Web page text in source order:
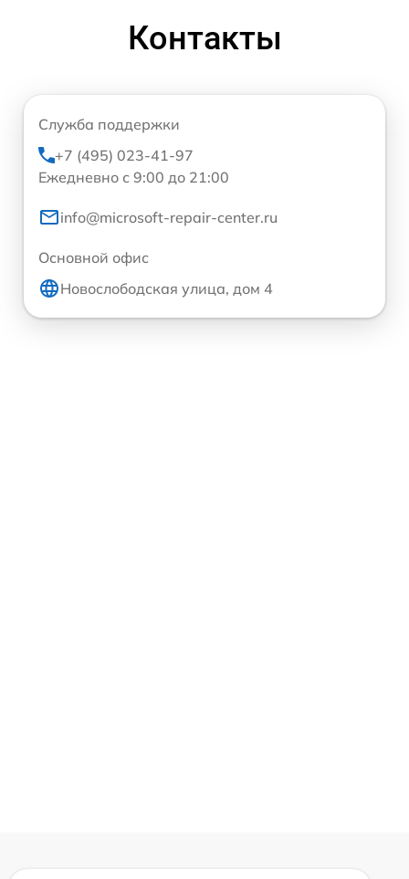
Контакты
Служба поддержки
+7 (495) 023-41-97
Ежедневно с 9:00 до 21:00
info@microsoft-repair-center.ru
Основной офис
Новослободская улица, дом 4